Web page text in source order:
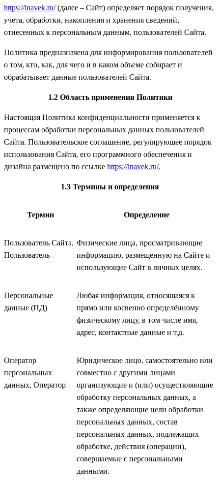
https://inavek.ru/(далее – Сайт) определяет порядок получения,
учета, обработки, накопления и хранения сведений,
отнесенных к персональным данным, пользователей Сайта.
Политика предназначена для информирования пользователей
о том, кто, как, для чего и в каком объеме собирает и
обрабатывает данные пользователей Сайта.
1.2 Область применения Политики
Настоящая Политика конфиденциальности применяется к
процессам обработки персональных данных пользователей
Сайта. Пользовательское соглашение, регулирующее порядок
использования Сайта, его программного обеспечения и
дизайна размещено по ссылке https://inavek.ru/.
1.3 Термины и определения
Термин Определение
Пользователь Сайта,
Пользователь
Физические лица, просматривающие
информацию, размещенную на Сайте и
использующие Сайт в личных целях.
Персональные
данные (ПД)
Любая информация, относящаяся к
прямо или косвенно определённому
физическому лицу, в том числе имя,
адрес, контактные данные и т.д.
Оператор
персональных
данных, Оператор
Юридическое лицо, самостоятельно или
совместно с другими лицами
организующие и (или) осуществляющие
обработку персональных данных, а
также определяющие цели обработки
персональных данных, состав
персональных данных, подлежащих
обработке, действия (операции),
совершаемые с персональными
данными.